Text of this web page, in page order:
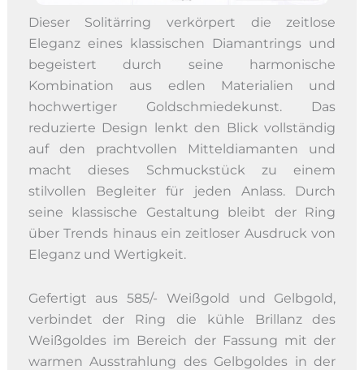
Dieser Solitärring verkörpert die zeitlose
Eleganz eines klassischen Diamantrings und
begeistert durch seine harmonische
Kombination aus edlen Materialien und
hochwertiger Goldschmiedekunst. Das
reduzierte Design lenkt den Blick vollständig
auf den prachtvollen Mitteldiamanten und
macht dieses Schmuckstück zu einem
stilvollen Begleiter für jeden Anlass. Durch
seine klassische Gestaltung bleibt der Ring
über Trends hinaus ein zeitloser Ausdruck von
Eleganz und Wertigkeit.
Gefertigt aus 585/- Weißgold und Gelbgold,
verbindet der Ring die kühle Brillanz des
Weißgoldes im Bereich der Fassung mit der
warmen Ausstrahlung des Gelbgoldes in der